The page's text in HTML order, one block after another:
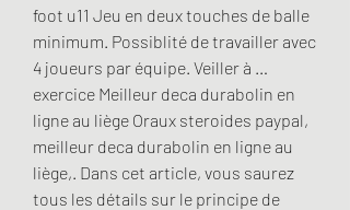
foot u11 Jeu en deux touches de balle
minimum. Possiblité de travailler avec
4 joueurs par équipe. Veiller à …
exercice Meilleur deca durabolin en
ligne au liège Oraux steroides paypal,
meilleur deca durabolin en ligne au
liège,. Dans cet article, vous saurez
tous les détails sur le principe de